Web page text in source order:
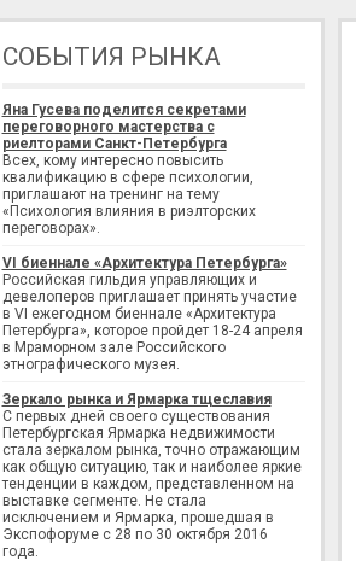
СОБЫТИЯ РЫНКА
Яна Гусева поделится секретами
переговорного мастерства с
риелторами Санкт-Петербурга
Всех, кому интересно повысить
квалификацию в сфере психологии,
приглашают на тренинг на тему
«Психология влияния в риэлторских
переговорах».
VI биеннале «Архитектура Петербурга»
Российская гильдия управляющих и
девелоперов приглашает принять участие
в VI ежегодном биеннале «Архитектура
Петербурга», которое пройдет 18-24 апреля
в Мраморном зале Российского
этнографического музея.
Зеркало рынка и Ярмарка тщеславия
С первых дней своего существования
Петербургская Ярмарка недвижимости
стала зеркалом рынка, точно отражающим
как общую ситуацию, так и наиболее яркие
тенденции в каждом, представленном на
выставке сегменте. Не стала
исключением и Ярмарка, прошедшая в
Экспофоруме с 28 по 30 октября 2016
года.